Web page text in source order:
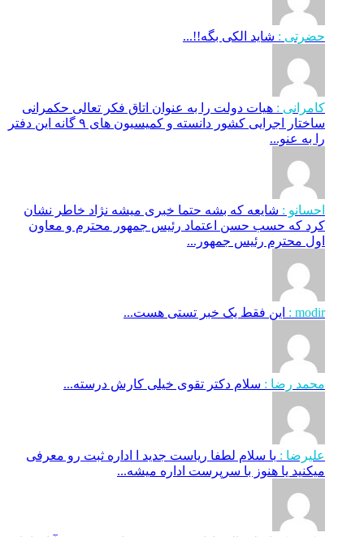
حضرتی : شاید الکی بگه!!...
کامرانی : هیات دولت را به عنوان اتاق فکر تعالی حکمرانی
ساختار اجرایی کشور دانسته و کمیسیون های ۹ گانه این دفتر
را به عنو...
احسانو : شایعه که بشه حتما خبری میشه نژاد خاطر نشان
کرد که حسب حسن اعتماد رئیس جمهور محترم و معاون
اول محترم رئیس جمهور...
modir : این فقط یک خبر تستی هست...
محمد رضا : سلام دکتر تقوی خیلی کارش درسته...
علیرضا : با سلام لطفا ریاست جدید ا اداره ثبت‌ رو معرفی
میکنید یا هنوز با سرپرست اداره‌ میشه...